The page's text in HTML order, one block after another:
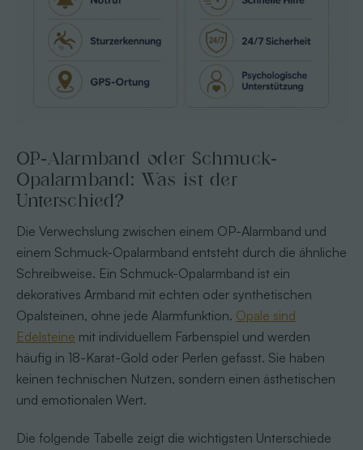
OP-Alarmband oder Schmuck-
Opalarmband: Was ist der
Unterschied?
Die Verwechslung zwischen einem OP-Alarmband und
einem Schmuck-Opalarmband entsteht durch die ähnliche
Schreibweise. Ein Schmuck-Opalarmband ist ein
dekoratives Armband mit echten oder synthetischen
Opalsteinen, ohne jede Alarmfunktion. Opale sind
Edelsteine mit individuellem Farbenspiel und werden
häufig in 18-Karat-Gold oder Perlen gefasst. Sie haben
keinen technischen Nutzen, sondern einen ästhetischen
und emotionalen Wert.
Die folgende Tabelle zeigt die wichtigsten Unterschiede